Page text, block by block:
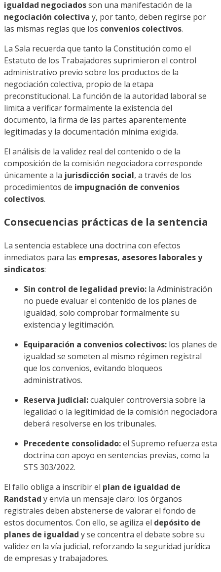
igualdad negociadosson una manifestación de la
negociación colectiva y, por tanto, deben regirse por
las mismas reglas que los convenios colectivos.
La Sala recuerda que tanto la Constitución como el
Estatuto de los Trabajadores suprimieron el control
administrativo previo sobre los productos de la
negociación colectiva, propio de la etapa
preconstitucional. La función de la autoridad laboral se
limita a verificar formalmente la existencia del
documento, la firma de las partes aparentemente
legitimadas y la documentación mínima exigida.
El análisis de la validez real del contenido o de la
composición de la comisión negociadora corresponde
únicamente a la jurisdicción social, a través de los
procedimientos de impugnación de convenios
colectivos.
Consecuencias prácticas de la sentencia
La sentencia establece una doctrina con efectos
inmediatos para las empresas, asesores laborales y
sindicatos:
Sin control de legalidad previo: la Administración
no puede evaluar el contenido de los planes de
igualdad, solo comprobar formalmente su
existencia y legitimación.
Equiparación a convenios colectivos: los planes de
igualdad se someten al mismo régimen registral
que los convenios, evitando bloqueos
administrativos.
Reserva judicial:cualquier controversia sobre la
legalidad o la legitimidad de la comisión negociadora
deberá resolverse en los tribunales.
Precedente consolidado:el Supremo refuerza esta
doctrina con apoyo en sentencias previas, como la
STS 303/2022.
El fallo obliga a inscribir el plan de igualdad de
Randstad y envía un mensaje claro: los órganos
registrales deben abstenerse de valorar el fondo de
estos documentos. Con ello, se agiliza el depósito de
planes de igualdad y se concentra el debate sobre su
validez en la vía judicial, reforzando la seguridad jurídica
de empresas y trabajadores.